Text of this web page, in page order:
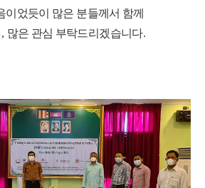
이었듯이 많은 분들께서 함께
, 많은 관심 부탁드리겠습니다.